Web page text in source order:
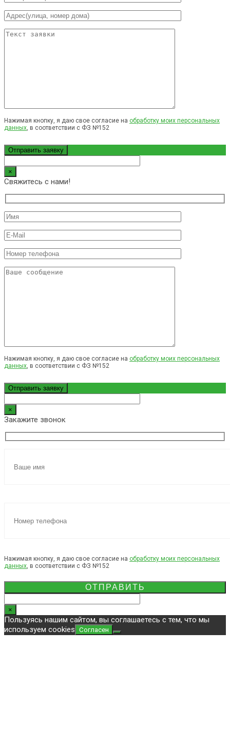
Нажимая кнопку, я даю свое согласие на обработку моих персональных
данных, в соответствии с ФЗ №152
×
Свяжитесь с нами!
Нажимая кнопку, я даю свое согласие на обработку моих персональных
данных , в соответствии с ФЗ №152
×
Закажите звонок
Нажимая кнопку, я даю свое согласие на обработку моих персональных
данных, в соответствии с ФЗ №152
×
Пользуясь нашим сайтом, вы соглашаетесь с тем, что мы
используем cookies Согласен